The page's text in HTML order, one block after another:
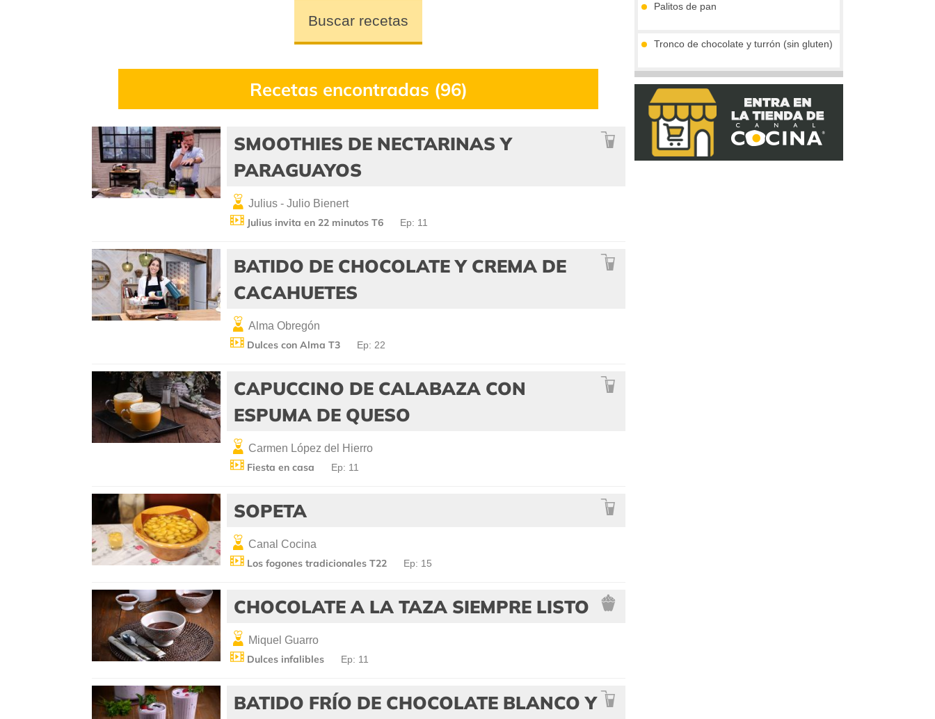
Buscar recetas
Recetas encontradas (96)
SMOOTHIES DE NECTARINAS Y
PARAGUAYOS
Julius - Julio Bienert
Julius invita en 22 minutos T6 Ep: 11
BATIDO DE CHOCOLATE Y CREMA DE
CACAHUETES
Alma Obregón
Dulces con Alma T3 Ep: 22
CAPUCCINO DE CALABAZA CON
ESPUMA DE QUESO
Carmen López del Hierro
Fiesta en casa Ep: 11
SOPETA
Canal Cocina
Los fogones tradicionales T22 Ep: 15
CHOCOLATE A LA TAZA SIEMPRE LISTO
Miquel Guarro
Dulces infalibles Ep: 11
BATIDO FRÍO DE CHOCOLATE BLANCO Y
Palitos de pan
Tronco de chocolate y turrón (sin gluten)
Compota de mango